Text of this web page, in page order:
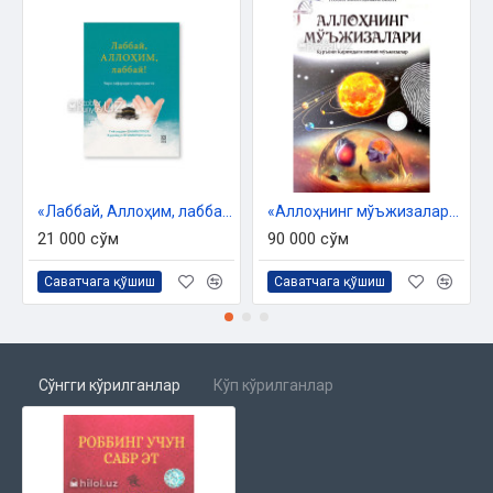
МАСЪУЛИЯТ
ХИС-ТУЙҒУЛАР НАЗОРАТИ
МЕХР-МУҲАББАТ
БОЛАЛАРДЕК ЖАСУР ЯША!
ЎЗГАРИШ ШУНЧАЛАР ОҒИРМИ?
БЕГОНА ЎТЛАР
ЯХШИЛИК ҚИЛГАН НИМАГА ЭГА БЎЛАДИ?
ЎЗЛИГИНИ АНГЛАШ
КЎРКУВЛАР ОРТИДАГИ ЎЙ
21 000 сўм
Саватчага қўшиш
90 000 сўм
Саватчага қўшиш
Сўнгги кўрилганлар Кўп кўрилганлар